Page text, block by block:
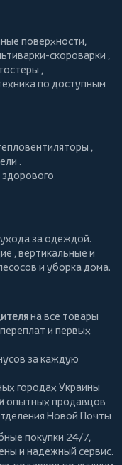
поверхности,
скороварки ,
,
по доступным
,
.
за одеждой.
,вертикальные и
и уборка дома.
на все товары
и первых
за каждую
городах Украины
опытных продавцов
Новой Почты
покупки 24/7,
и надежный сервис.